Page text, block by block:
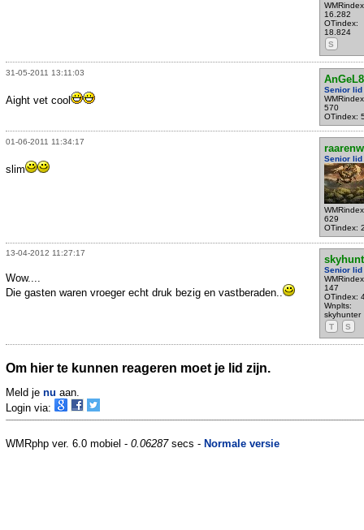
16.282
OTindex:
18.824
S
31-05-2011 13:11:03
Senior lid
570
OTindex:
Aight vet cool
01-06-2011 11:34:17
Senior lid
629
OTindex:
slim
13-04-2012 11:27:17
Senior lid
147
OTindex:
Wnplts:
skyhunter
T
S
Wow....
Die gasten waren vroeger echt druk bezig en vastberaden..
Om hier te kunnen reageren moet je lid zijn.
Meld je nu aan.
Login via:
WMRphp ver. 6.0 mobiel - 0.06287secs - Normale versie